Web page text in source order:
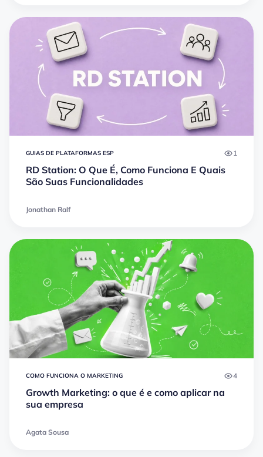
GUIAS DE PLATAFORMAS ESP 1
RD Station: O Que É, Como Funciona E Quais
São Suas Funcionalidades
Jonathan Ralf
COMO FUNCIONA O MARKETING 4
Growth Marketing: o que é e como aplicar na
sua empresa
Agata Sousa